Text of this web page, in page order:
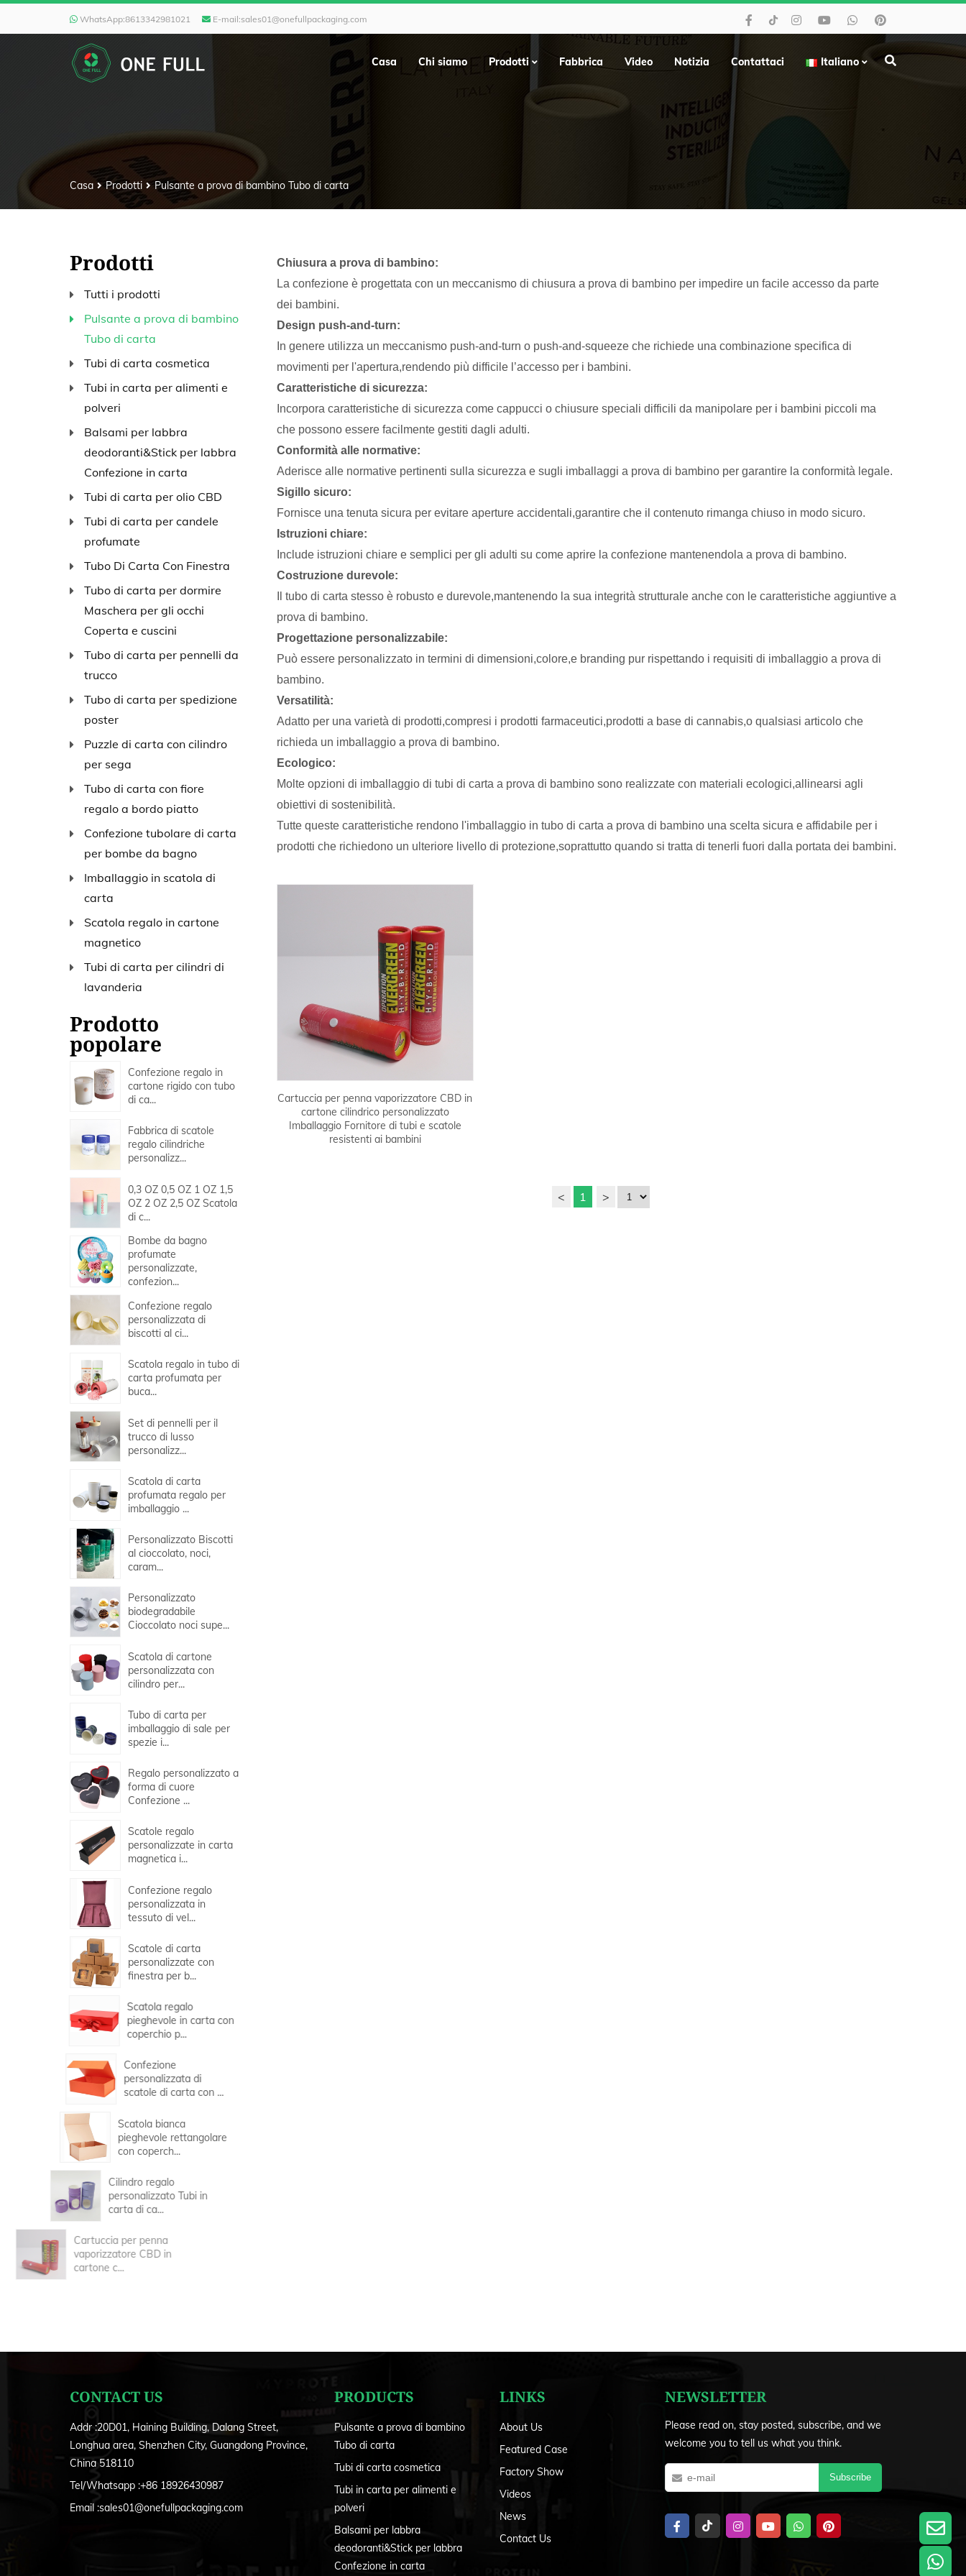
WhatsApp:8613342981021 E-mail:sales01@onefullpackaging.com
Casa Chi siamo Prodotti Fabbrica Video Notizia Contattaci Italiano
Casa Prodotti Pulsante a prova di bambino Tubo di carta
Prodotti
Tutti i prodotti
Pulsante a prova di bambino
Tubo di carta
Tubi di carta cosmetica
Tubi in carta per alimenti e
polveri
Balsami per labbra
deodoranti&Stick per labbra
Confezione in carta
Tubi di carta per olio CBD
Tubi di carta per candele
profumate
Tubo Di Carta Con Finestra
Tubo di carta per dormire
Maschera per gli occhi
Coperta e cuscini
Tubo di carta per pennelli da
trucco
Tubo di carta per spedizione
poster
Puzzle di carta con cilindro
per sega
Tubo di carta con fiore
regalo a bordo piatto
Confezione tubolare di carta
per bombe da bagno
Imballaggio in scatola di
carta
Scatola regalo in cartone
magnetico
Tubi di carta per cilindri di
lavanderia
Prodotto
popolare
Confezione regalo in
cartone rigido con tubo
di ca...
Fabbrica di scatole
regalo cilindriche
personalizz...
0,3 OZ 0,5 OZ 1 OZ 1,5
OZ 2 OZ 2,5 OZ Scatola
di c...
Bombe da bagno
profumate
personalizzate,
confezion...
Confezione regalo
personalizzata di
biscotti al ci...
Scatola regalo in tubo di
carta profumata per
buca...
Set di pennelli per il
trucco di lusso
personalizz...
Scatola di carta
profumata regalo per
imballaggio ...
Personalizzato Biscotti
al cioccolato, noci,
caram...
Personalizzato
biodegradabile
Cioccolato noci supe...
Scatola di cartone
personalizzata con
cilindro per...
Tubo di carta per
imballaggio di sale per
spezie i...
Regalo personalizzato a
forma di cuore
Confezione ...
Scatole regalo
personalizzate in carta
magnetica i...
Confezione regalo
personalizzata in
tessuto di vel...
Scatole di carta
personalizzate con
finestra per b...
Scatola regalo
pieghevole in carta con
coperchio p...
Confezione
personalizzata di
scatole di carta con ...
Scatola bianca
pieghevole rettangolare
con coperch...
Cilindro regalo
personalizzato Tubi in
carta di ca...
Cartuccia per penna
vaporizzatore CBD in
Chiusura a prova di bambino:
La confezione è progettata con un meccanismo di chiusura a prova di bambino per impedire un facile accesso da parte
dei bambini.
Design push-and-turn:
In genere utilizza un meccanismo push-and-turn o push-and-squeeze che richiede una combinazione specifica di
movimenti per l'apertura,rendendo più difficile l’accesso per i bambini.
Caratteristiche di sicurezza:
Incorpora caratteristiche di sicurezza come cappucci o chiusure speciali difficili da manipolare per i bambini piccoli ma
che possono essere facilmente gestiti dagli adulti.
Conformità alle normative:
Aderisce alle normative pertinenti sulla sicurezza e sugli imballaggi a prova di bambino per garantire la conformità legale.
Sigillo sicuro:
Fornisce una tenuta sicura per evitare aperture accidentali,garantire che il contenuto rimanga chiuso in modo sicuro.
Istruzioni chiare:
Include istruzioni chiare e semplici per gli adulti su come aprire la confezione mantenendola a prova di bambino.
Costruzione durevole:
Il tubo di carta stesso è robusto e durevole,mantenendo la sua integrità strutturale anche con le caratteristiche aggiuntive a
prova di bambino.
Progettazione personalizzabile:
Può essere personalizzato in termini di dimensioni,colore,e branding pur rispettando i requisiti di imballaggio a prova di
bambino.
Versatilità:
Adatto per una varietà di prodotti,compresi i prodotti farmaceutici,prodotti a base di cannabis,o qualsiasi articolo che
richieda un imballaggio a prova di bambino.
Ecologico:
Molte opzioni di imballaggio di tubi di carta a prova di bambino sono realizzate con materiali ecologici,allinearsi agli
obiettivi di sostenibilità.
Tutte queste caratteristiche rendono l'imballaggio in tubo di carta a prova di bambino una scelta sicura e affidabile per i
prodotti che richiedono un ulteriore livello di protezione,soprattutto quando si tratta di tenerli fuori dalla portata dei bambini.
Cartuccia per penna vaporizzatore CBD in
cartone cilindrico personalizzato
Imballaggio Fornitore di tubi e scatole
resistenti ai bambini
< 1 >
CONTACT US
Addr :20D01, Haining Building, Dalang Street,
Longhua area, Shenzhen City, Guangdong Province,
China 518110
Tel/Whatsapp :+86 18926430987
Email :sales01@onefullpackaging.com
PRODUCTS
Pulsante a prova di bambino
Tubo di carta
Tubi di carta cosmetica
Tubi in carta per alimenti e
polveri
Balsami per labbra
deodoranti&Stick per labbra
Confezione in carta
LINKS
About Us
Featured Case
Factory Show
Videos
News
Contact Us
NEWSLETTER
Please read on, stay posted, subscribe, and we
welcome you to tell us what you think.
Subscribe